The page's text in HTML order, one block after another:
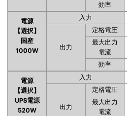
効率
電源
【選択】
国産
1000W
入力
出力
定格電圧
最大出力
電流
効率
電源
【選択】
UPS電源
520W
入力
出力
定格電圧
最大出力
電流